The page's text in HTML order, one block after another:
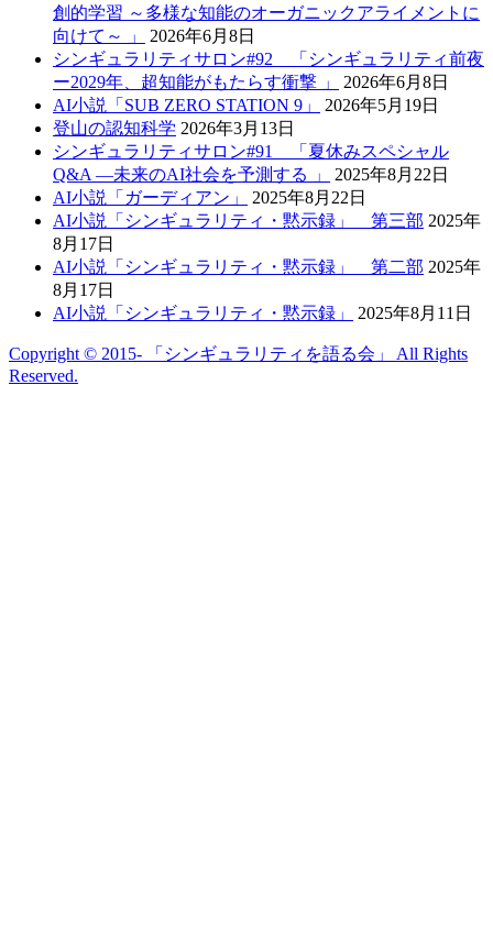
創的学習 ～多様な知能のオーガニックアライメントに
向けて～ 」
2026年6月8日
シンギュラリティサロン#92 「シンギュラリティ前夜
ー2029年、超知能がもたらす衝撃 」
2026年6月8日
AI小説「SUB ZERO STATION 9」
2026年5月19日
登山の認知科学 2026年3月13日
シンギュラリティサロン#91 「夏休みスペシャル
Q&A —未来のAI社会を予測する 」
2025年8月22日
AI小説「ガーディアン」
2025年8月22日
AI小説「シンギュラリティ・黙示録」 第三部 2025年
8月17日
AI小説「シンギュラリティ・黙示録」 第二部 2025年
8月17日
AI小説「シンギュラリティ・黙示録」
2025年8月11日
Copyright © 2015- 「シンギュラリティを語る会」 All Rights
Reserved.